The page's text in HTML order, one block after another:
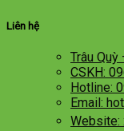
Liên hệ
Trâu
CSKH:
Hotline:
Email:
Website: